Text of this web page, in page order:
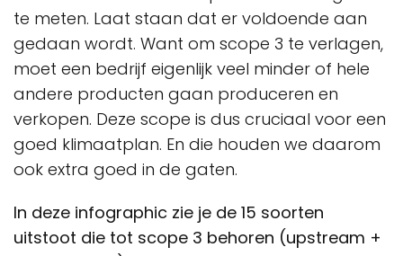
te meten. Laat staan dat er voldoende aan
gedaan wordt. Want om scope 3 te verlagen,
moet een bedrijf eigenlijk veel minder of hele
andere producten gaan produceren en
verkopen. Deze scope is dus cruciaal voor een
goed klimaatplan. En die houden we daarom
ook extra goed in de gaten.
In deze infographic zie je de 15 soorten
uitstoot die tot scope 3 behoren (upstream +